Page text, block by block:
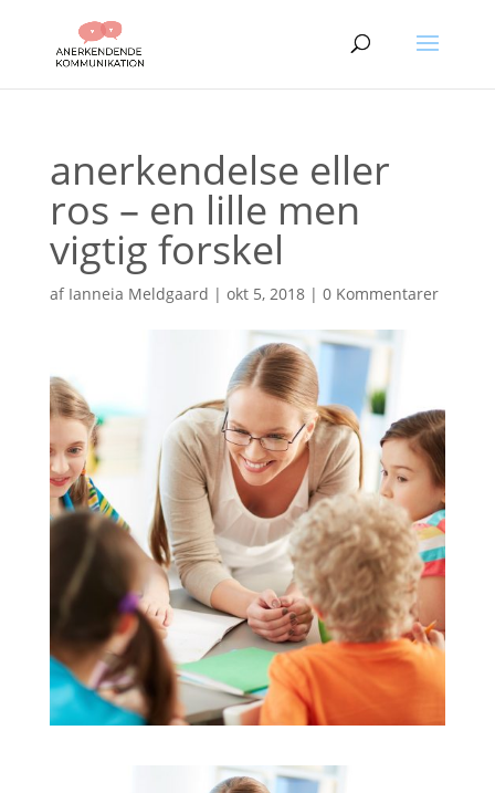
anerkendelse eller
ros – en lille men
vigtig forskel
af Ianneia Meldgaard | okt 5, 2018| 0 Kommentarer